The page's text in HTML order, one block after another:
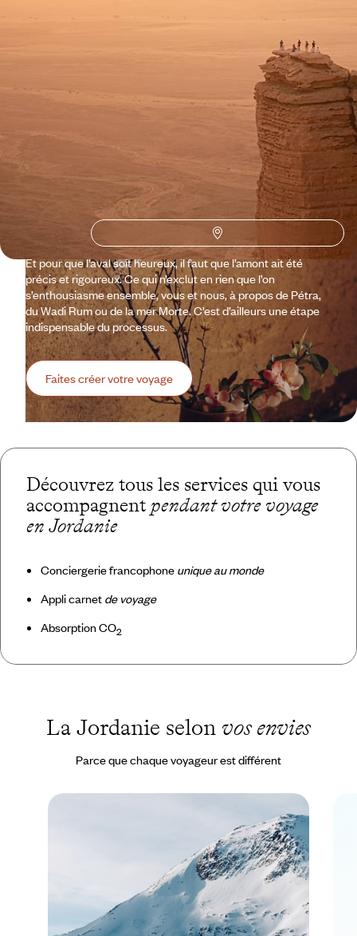
Pourquoi partir avec
en Jordanie?
D’abord, parce que, quelle que soit la situation régionale,
nous savons si votre voyage en Jordanie est envisageable ou
pas. On renonce trop souvent, par manque d’information
fiable, à des expériences exceptionnelles. En revanche, s’il
faut s’abstenir momentanément, on s’abstient. L’ambition de
Voyageurs est de vous faire vivre le voyage dont vous rêvez.
Et pour que l’aval soit heureux, il faut que l’amont ait été
précis et rigoureux. Ce qui n’exclut en rien que l’on
s’enthousiasme ensemble, vous et nous, à propos de Pétra,
du Wadi Rum ou de la mer Morte. C’est d’ailleurs une étape
indispensable du processus.
Faites créer votre voyage
Découvrez tous les services qui vous
accompagnent pendant votre voyage
en Jordanie
Conciergerie francophone unique au monde
Appli carnet de voyage
Absorption CO2
La Jordanie selon vos envies
Parce que chaque voyageur est différent